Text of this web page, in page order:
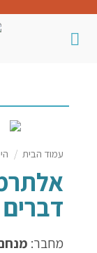
עמוד הבית /
אלתרמן
דברים
מחבר:מנחם